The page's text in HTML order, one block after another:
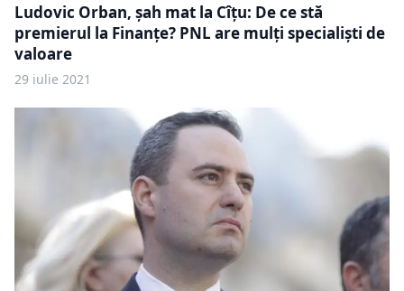
Ludovic Orban, şah mat la Cîţu: De ce stă
premierul la Finanţe? PNL are mulţi specialişti de
valoare
29 iulie 2021